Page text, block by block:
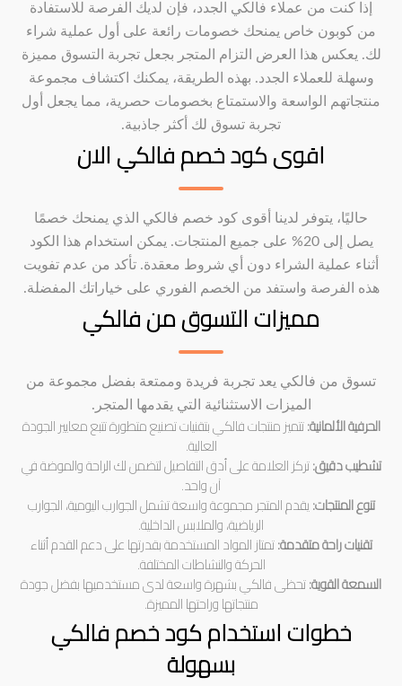
إذا كنت من عملاء فالكي الجدد، فإن لديك الفرصة للاستفادة
من كوبون خاص يمنحك خصومات رائعة على أول عملية شراء
لك. يعكس هذا العرض التزام المتجر بجعل تجربة التسوق مميزة
وسهلة للعملاء الجدد. بهذه الطريقة، يمكنك اكتشاف مجموعة
منتجاتهم الواسعة والاستمتاع بخصومات حصرية، مما يجعل أول
تجربة تسوق لك أكثر جاذبية.
اقوى كود خصم فالكي الان
حاليًا، يتوفر لدينا أقوى كود خصم فالكي الذي يمنحك خصمًا
يصل إلى 20% على جميع المنتجات. يمكن استخدام هذا الكود
أثناء عملية الشراء دون أي شروط معقدة. تأكد من عدم تفويت
هذه الفرصة واستفد من الخصم الفوري على خياراتك المفضلة.
مميزات التسوق من فالكي
تسوق من فالكي يعد تجربة فريدة وممتعة بفضل مجموعة من
الميزات الاستثنائية التي يقدمها المتجر.
الحرفية الألمانية:تتميز منتجات فالكي بتقنيات تصنيع متطورة تتبع معايير الجودة
العالية.
تشطيب دقيق:تركز العلامة على أدق التفاصيل لتضمن لك الراحة والموضة في
آن واحد.
تنوع المنتجات:يقدم المتجر مجموعة واسعة تشمل الجوارب اليومية، الجوارب
الرياضية، والملابس الداخلية.
تقنيات راحة متقدمة:تمتاز المواد المستخدمة بقدرتها على دعم القدم أثناء
الحركة والنشاطات المختلفة.
السمعة القوية:تحظى فالكي بشهرة واسعة لدى مستخدميها بفضل جودة
منتجاتها وراحتها المميزة.
خطوات استخدام كود خصم فالكي
بسهولة